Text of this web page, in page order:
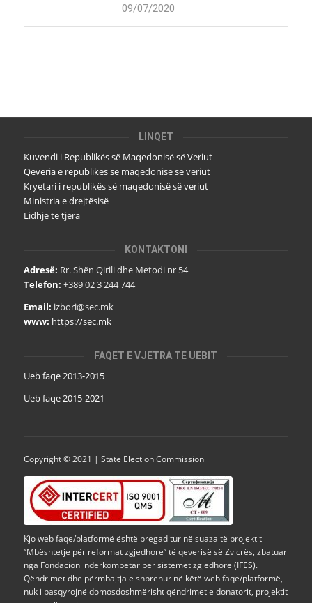
09/07/2020
/
LINQET
Kuvendi i Republikës së Maqedonisë së Veriut
Qeveria e republikës së maqedonisë së veriut
Kryetari i republikës së maqedonisë së veriut
Ministria e drejtësisë
Lidhje të tjera
KONTAKTONI
Adresë: Rr. Shën Qirili dhe Metodi nr 54
Telefon: +389 02 3 244 744
Email: izbori@sec.mk
www: https://sec.mk
FAQET E VJETRA TË UEBIT
Ueb faqe 2013-2015
Ueb faqe 2015-2021
Copyright © 2021 | State Election Commission
Kjo web faqe/platformë është pregaditur në suaza të projektit
“Mbështetje për reformat zgjedhore” të qeverisë së Zvicrës, zbatuar
nga Fondacioni ndërkombëtar për sistemet zgjedhore (IFES).
Qëndrimet dhe përmbajtja e shprehur në këtë web faqe/platformë,
nuk i pasqyrojnë domosdoshmërisht qëndrimet e donatorit, projektit